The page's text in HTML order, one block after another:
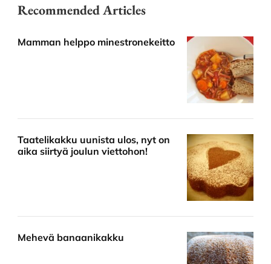
Recommended Articles
Mamman helppo minestronekeitto
Taatelikakku uunista ulos, nyt on
aika siirtyä joulun viettohon!
Mehevä banaanikakku